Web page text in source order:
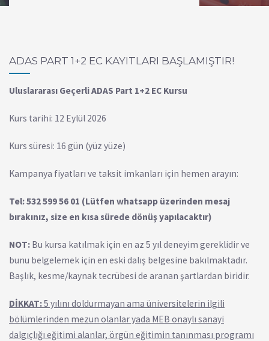
ADAS PART 1+2 EC KAYITLARI BAŞLAMIŞTIR!
Uluslararası Geçerli ADAS Part 1+2 EC Kursu
Kurs tarihi: 12 Eylül 2026
Kurs süresi: 16 gün (yüz yüze)
Kampanya fiyatları ve taksit imkanları için hemen arayın:
Tel: 532 599 56 01 (Lütfen whatsapp üzerinden mesaj
bırakınız, size en kısa sürede dönüş yapılacaktır)
NOT: Bu kursa katılmak için en az 5 yıl deneyim gereklidir ve
bunu belgelemek için en eski dalış belgesine bakılmaktadır.
Başlık, kesme/kaynak tecrübesi de aranan şartlardan biridir.
DİKKAT:5 yılını doldurmayan ama üniversitelerin ilgili
bölümlerinden mezun olanlar yada MEB onaylı sanayi
dalgıçlığı eğitimi alanlar, örgün eğitimin tanınması programı